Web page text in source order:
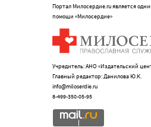
Портал Милосердие.ru является
помощи «Милосердие»
Учредитель: АНО «Издательский
Главный редактор: Данилова Ю.К.
info@miloserdie.ru
8-499-350-05-95